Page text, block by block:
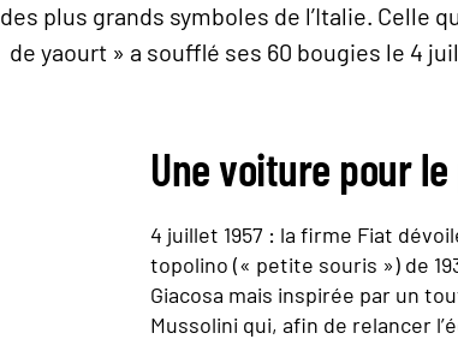
des plus grands symboles de l’Italie. Celle
de yaourt » a soufflé ses 60 bougies le 4
Une voiture pour
4 juillet 1957 : la firme Fiat
topolino (« petite souris ») de
Giacosa mais inspirée par un
Mussolini qui, afin de relancer